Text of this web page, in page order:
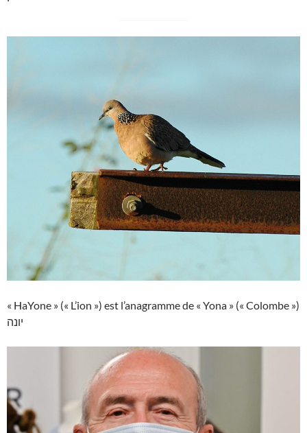
« HaYone » (« L’ion ») est l’anagramme de « Yona » (« Colombe »)
יונה